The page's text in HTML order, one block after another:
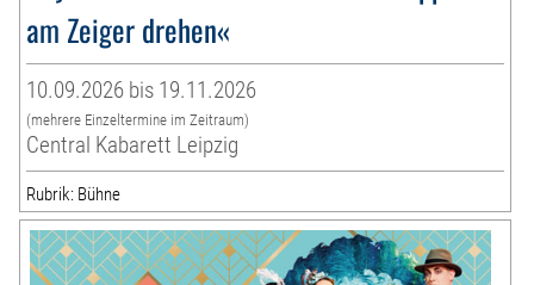
am Zeiger drehen«
10.09.2026 bis 19.11.2026
(mehrere Einzeltermine im Zeitraum)
Central Kabarett Leipzig
Rubrik: Bühne